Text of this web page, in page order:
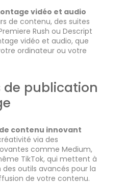
vidéo et audio
de contenu, des suites
Rush ou Descript
vidéo et audio, que
ordinateur ou votre
de publication
contenu innovant
via des
comme Medium,
TikTok, qui mettent à
outils avancés pour la
de votre contenu.